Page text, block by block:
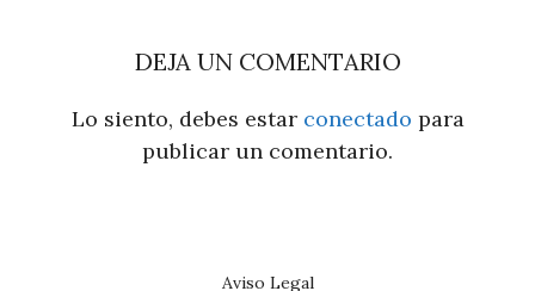
DEJA UN COMENTARIO
Lo siento, debes estar conectado para
publicar un comentario.
Aviso Legal